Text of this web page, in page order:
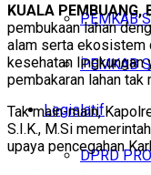
PEMKAB
PEMKAB
Legislatif
DPRD
KUALA
pembukaan lahan
alam serta ekosistem
kesehatan lingkungan
pembakaran lahan tak
Tak main-main,
S.I.K., M.Si
upaya pencegahan